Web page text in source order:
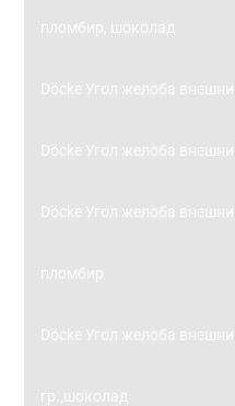
пломбир, шоколад
Döcke Угол желоба
Döcke Угол желоба
Döcke Угол желоба
пломбир
Döcke Угол желоба
гр.,шоколад